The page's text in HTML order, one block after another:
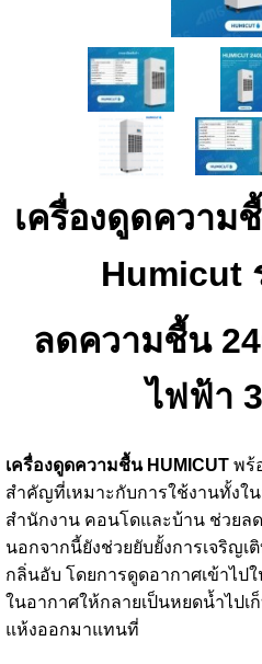
เครื่องดูดความ
Humicut
ลดความชื้น
ไฟฟ้า
เครื่องดูดความชื้น HUMICUTพร้
สำคัญที่เหมาะกับการใช้งานทั้งใ
สำนักงาน คอนโดและบ้าน ช่วยล
นอกจากนี้ยังช่วยยับยั้งการเจริญเ
กลิ่นอับ โดยการดูดอากาศเข้าไป
ในอากาศให้กลายเป็นหยดน้ำไป
แห้งออกมาแทนที่